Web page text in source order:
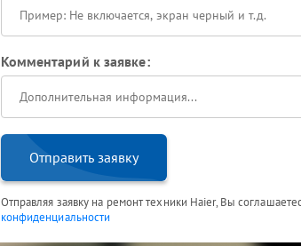
Комментарий к заявке:
Отправить заявку
Отправляя заявку на ремонт техники Haier, Вы
конфиденциальности